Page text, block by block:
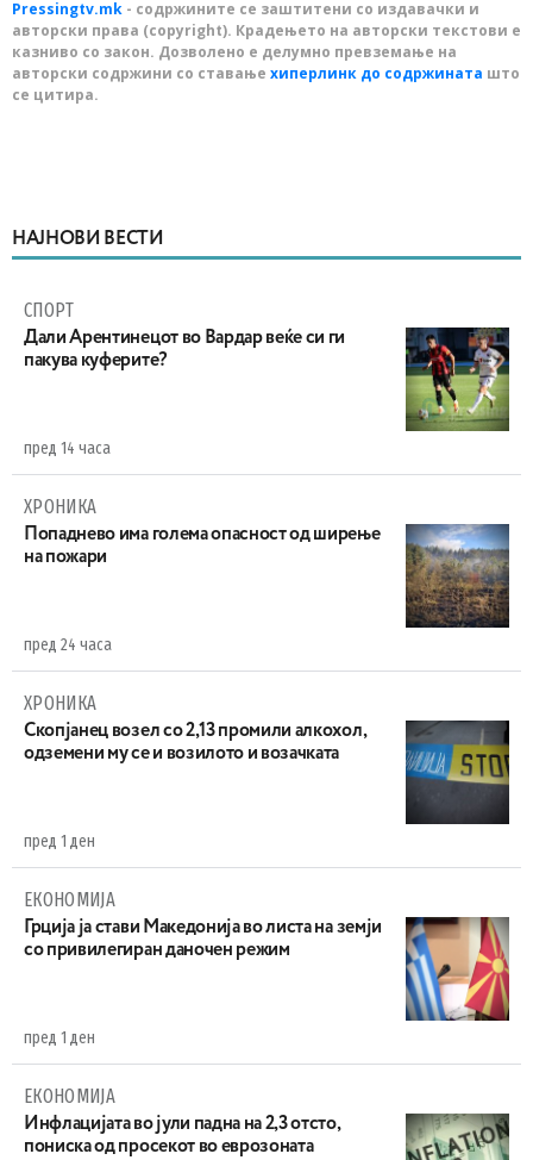
Pressingtv.mk - содржините се заштитени со издавачки и
авторски права (copyright). Крадењето на авторски текстови е
казниво со закон. Дозволено е делумно превземање на
авторски содржини со ставање хиперлинк до содржината што
се цитира.
НАЈНОВИ ВЕСТИ
СПОРТ
Дали Арентинецот во Вардар веќе си ги
пакува куферите?
пред 14 часа
ХРОНИКА
Попаднево има голема опасност од ширење
на пожари
пред 24 часа
ХРОНИКА
Скопјанец возел со 2,13 промили алкохол,
одземени му се и возилото и возачката
пред 1 ден
ЕКОНОМИЈА
Грција ја стави Македонија во листа на земји
со привилегиран даночен режим
пред 1 ден
ЕКОНОМИЈА
Инфлацијата во јули падна на 2,3 отсто,
пониска од просекот во еврозоната